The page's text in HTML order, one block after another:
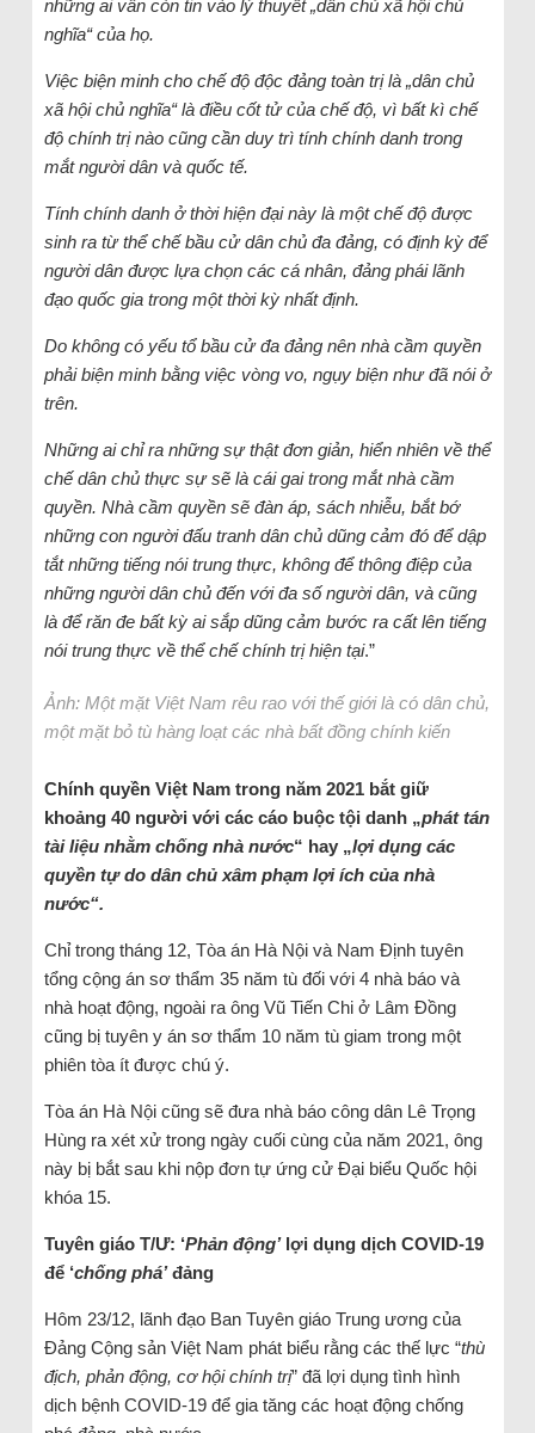
những ai vẫn còn tin vào lý thuyết „dân chủ xã hội chủ
nghĩa“ của họ.
Việc biện minh cho chế độ độc đảng toàn trị là „dân chủ
xã hội chủ nghĩa“ là điều cốt tử của chế độ, vì bất kì chế
độ chính trị nào cũng cần duy trì tính chính danh trong
mắt người dân và quốc tế.
Tính chính danh ở thời hiện đại này là một chế độ được
sinh ra từ thể chế bầu cử dân chủ đa đảng, có định kỳ để
người dân được lựa chọn các cá nhân, đảng phái lãnh
đạo quốc gia trong một thời kỳ nhất định.
Do không có yếu tổ bầu cử đa đảng nên nhà cầm quyền
phải biện minh bằng việc vòng vo, ngụy biện như đã nói ở
trên.
Những ai chỉ ra những sự thật đơn giản, hiển nhiên về thể
chế dân chủ thực sự sẽ là cái gai trong mắt nhà cầm
quyền. Nhà cầm quyền sẽ đàn áp, sách nhiễu, bắt bớ
những con người đấu tranh dân chủ dũng cảm đó để dập
tắt những tiếng nói trung thực, không để thông điệp của
những người dân chủ đến với đa số người dân, và cũng
là để răn đe bất kỳ ai sắp dũng cảm bước ra cất lên tiếng
nói trung thực về thể chế chính trị hiện tại.”
Ảnh: Một mặt Việt Nam rêu rao với thế giới là có dân chủ,
một mặt bỏ tù hàng loạt các nhà bất đồng chính kiến
Chính quyền Việt Nam trong năm 2021 bắt giữ
khoảng 40 người với các cáo buộc tội danh „phát tán
tài liệu nhằm chống nhà nước“ hay „lợi dụng các
quyền tự do dân chủ xâm phạm lợi ích của nhà
nước“.
Chỉ trong tháng 12, Tòa án Hà Nội và Nam Định tuyên
tổng cộng án sơ thẩm 35 năm tù đối với 4 nhà báo và
nhà hoạt động, ngoài ra ông Vũ Tiến Chi ở Lâm Đồng
cũng bị tuyên y án sơ thẩm 10 năm tù giam trong một
phiên tòa ít được chú ý.
Tòa án Hà Nội cũng sẽ đưa nhà báo công dân Lê Trọng
Hùng ra xét xử trong ngày cuối cùng của năm 2021, ông
này bị bắt sau khi nộp đơn tự ứng cử Đại biểu Quốc hội
khóa 15.
Tuyên giáo T/Ư: ‘Phản động’lợi dụng dịch COVID-19
để ‘chống phá’đảng
Hôm 23/12, lãnh đạo Ban Tuyên giáo Trung ương của
Đảng Cộng sản Việt Nam phát biểu rằng các thế lực “thù
địch, phản động, cơ hội chính trị” đã lợi dụng tình hình
dịch bệnh COVID-19 để gia tăng các hoạt động chống